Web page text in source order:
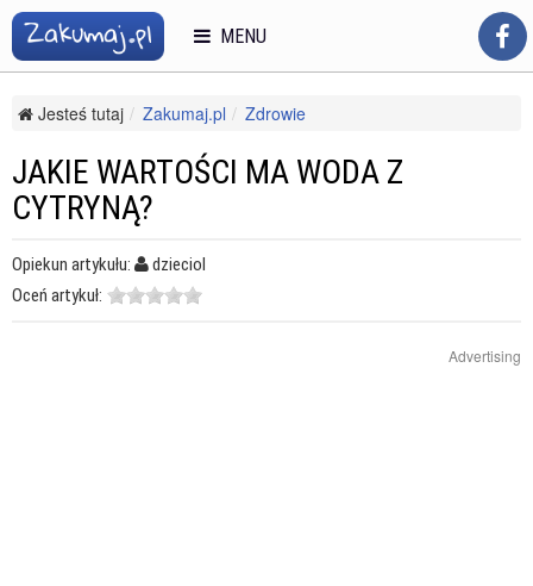
Jesteś tutaj Zakumaj.pl
Zdrowie
Jakie wartości ma woda z cytryną?
JAKIE WARTOŚCI MA WODA Z
CYTRYNĄ?
Opiekun artykułu:
dzieciol
Oceń artykuł:
Advertising
MENU